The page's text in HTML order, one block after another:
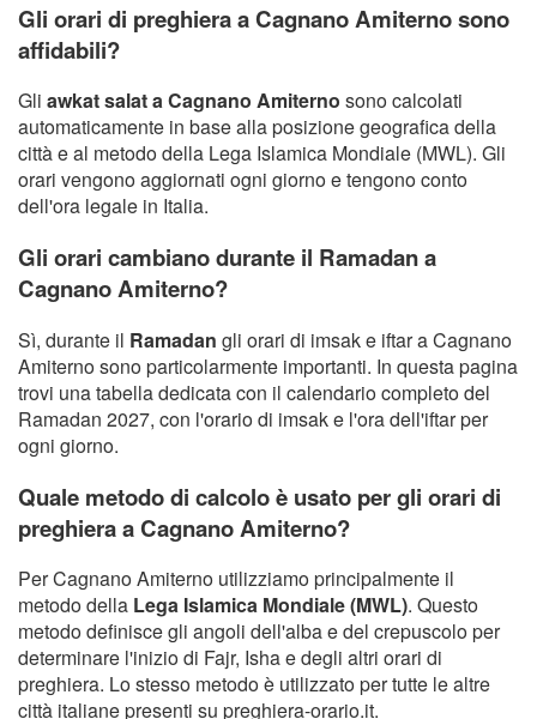
Gli orari di preghiera a Cagnano Amiterno sono
affidabili?
Gli awkat salat a Cagnano Amiterno sono calcolati
automaticamente in base alla posizione geografica della
città e al metodo della Lega Islamica Mondiale (MWL). Gli
orari vengono aggiornati ogni giorno e tengono conto
dell'ora legale in Italia.
Gli orari cambiano durante il Ramadan a
Cagnano Amiterno?
Sì, durante il Ramadan gli orari di imsak e iftar a Cagnano
Amiterno sono particolarmente importanti. In questa pagina
trovi una tabella dedicata con il calendario completo del
Ramadan 2027, con l'orario di imsak e l'ora dell'iftar per
ogni giorno.
Quale metodo di calcolo è usato per gli orari di
preghiera a Cagnano Amiterno?
Per Cagnano Amiterno utilizziamo principalmente il
metodo della Lega Islamica Mondiale (MWL). Questo
metodo definisce gli angoli dell'alba e del crepuscolo per
determinare l'inizio di Fajr, Isha e degli altri orari di
preghiera. Lo stesso metodo è utilizzato per tutte le altre
città italiane presenti su preghiera-orario.it.